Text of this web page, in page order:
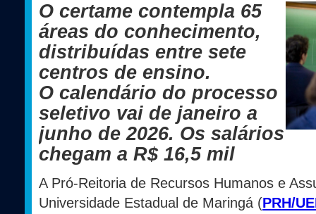
O certame contempla 65
áreas do conhecimento,
distribuídas entre sete
centros de ensino.
O calendário do processo
seletivo vai de janeiro a
junho de 2026. Os salários
chegam a R$ 16,5 mil
A Pró-Reitoria de Recursos Humanos e
Universidade Estadual de Maringá (PRH/